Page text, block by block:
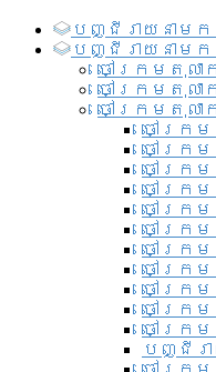
បញ្ជី​រាយ​នាមក
បញ្ជី​រាយ​នាមក
ចៅក្រមតុលា
ចៅក្រមតុលា
ចៅក្រមតុលា
ចៅក្រ
ចៅក្រម
ចៅក្រម
ចៅក្រម
ចៅក្រ
ចៅក្រម
ចៅក្រម
ចៅក្រម
ចៅក្រ
ចៅក្រម
ចៅក្រម
បញ្ជីរ